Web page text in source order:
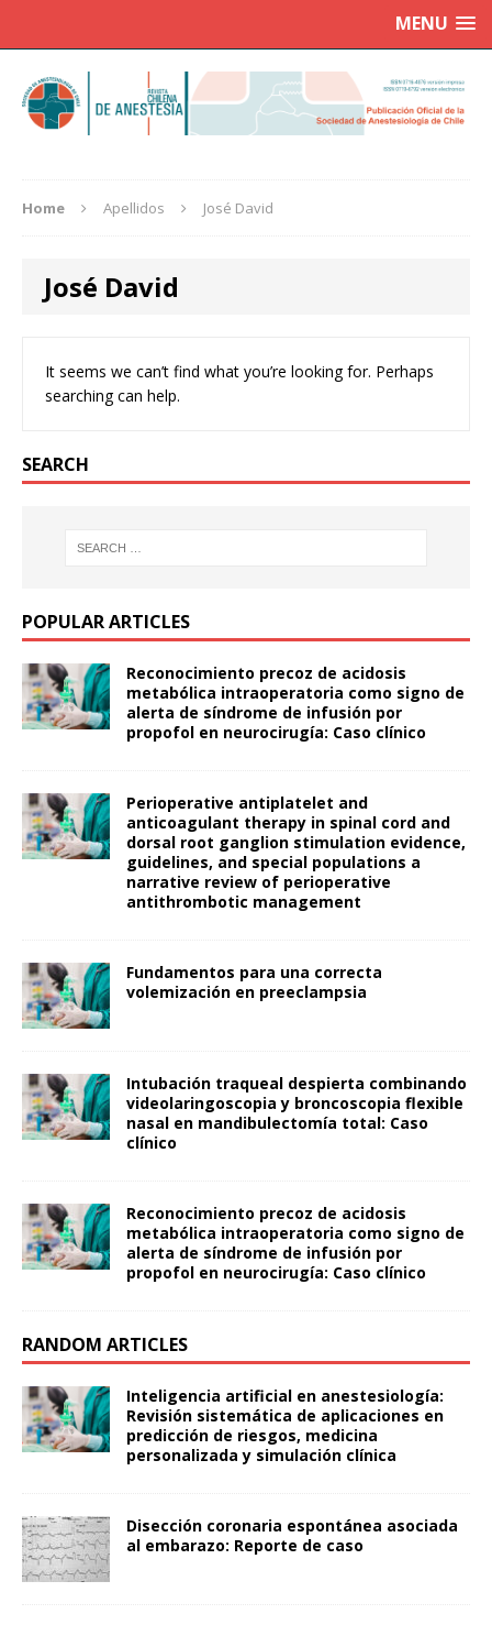
MENU
Home Apellidos José David
José David
It seems we can’t find what you’re looking for. Perhaps
searching can help.
SEARCH
POPULAR ARTICLES
Reconocimiento precoz de acidosis
metabólica intraoperatoria como signo de
alerta de síndrome de infusión por
propofol en neurocirugía: Caso clínico
Perioperative antiplatelet and
anticoagulant therapy in spinal cord and
dorsal root ganglion stimulation evidence,
guidelines, and special populations a
narrative review of perioperative
antithrombotic management
Fundamentos para una correcta
volemización en preeclampsia
Intubación traqueal despierta combinando
videolaringoscopia y broncoscopia flexible
nasal en mandibulectomía total: Caso
clínico
Reconocimiento precoz de acidosis
metabólica intraoperatoria como signo de
alerta de síndrome de infusión por
propofol en neurocirugía: Caso clínico
RANDOM ARTICLES
Inteligencia artificial en anestesiología:
Revisión sistemática de aplicaciones en
predicción de riesgos, medicina
personalizada y simulación clínica
Disección coronaria espontánea asociada
al embarazo: Reporte de caso